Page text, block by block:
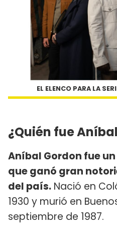
EL ELENCO PARA LA
¿Quién fue
Aníbal Gordon fue
que ganó gran
del país. Nació en
1930 y murió en
septiembre de 1987.